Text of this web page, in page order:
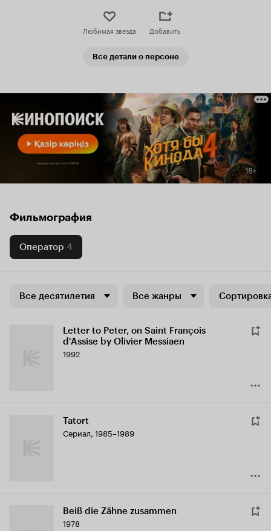
Любимая звезда Добавить
Все детали о персоне
Фильмография
Оператор 4
Все десятилетия Все жанры
Letter to Peter, on Saint François
d'Assise by Olivier Messiaen
1992
Tatort
Сериал, 1985–1989
Beiß die Zähne zusammen
1978